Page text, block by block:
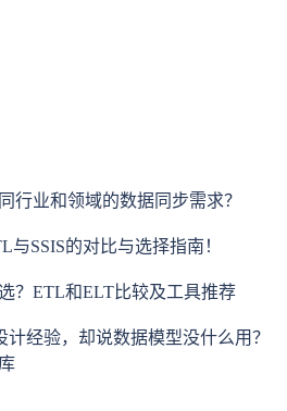
行业和领域的数据同步需求？
与SSIS的对比与选择指南！
？ETL和ELT比较及工具推荐
计经验，却说数据模型没什么用？